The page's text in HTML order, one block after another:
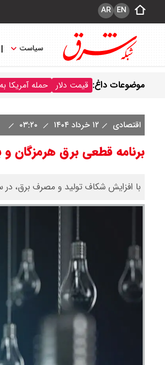
EN
AR
سیاست
موضوعات داغ: قیمت دلار حمله آمریکا
اقتصادی ۱۲ خرداد ۱۴۰۴
برنامه قطعی برق هرمزگان و
با افزایش شکاف تولید و مصرف برق، در